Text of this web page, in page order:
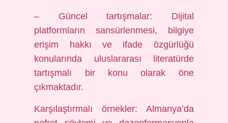
– Güncel tartışmalar: Dijital
platformların sansürlenmesi, bilgiye
erişim hakkı ve ifade özgürlüğü
konularında uluslararası literatürde
tartışmalı bir konu olarak öne
çıkmaktadır.
Karşılaştırmalı örnekler: Almanya’da